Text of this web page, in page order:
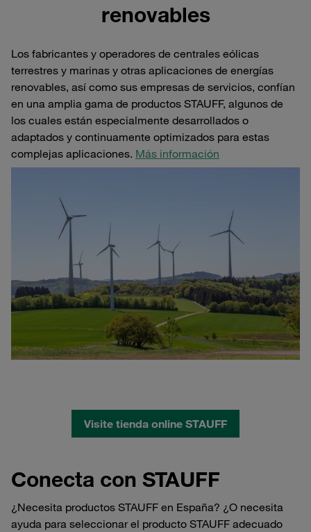
renovables
Los fabricantes y operadores de centrales eólicas
terrestres y marinas y otras aplicaciones de energías
renovables, así como sus empresas de servicios, confían
en una amplia gama de productos STAUFF, algunos de
los cuales están especialmente desarrollados o
adaptados y continuamente optimizados para estas
complejas aplicaciones. Más información
Visite tienda online STAUFF
Conecta con STAUFF
¿Necesita productos STAUFF en España? ¿O necesita
ayuda para seleccionar el producto STAUFF adecuado